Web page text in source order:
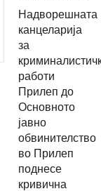
за „лажно
и
исправа“
Надворешната
канцеларија
за
работи
Прилеп до
Основното
јавно
обвинителство
во Прилеп
поднесе
кривична